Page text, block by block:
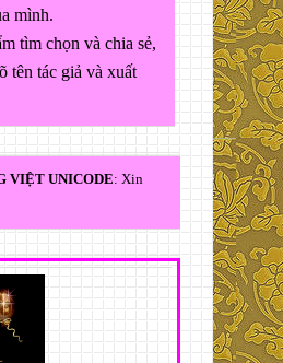
mình.
tìm chọn và chia sẻ,
tên tác giả và xuất
VIỆT UNICODE: Xin